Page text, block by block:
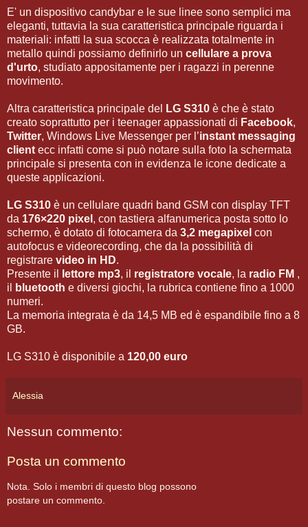
E' un dispositivo candybar e le sue linee sono semplici ma
eleganti, tuttavia la sua caratteristica principale riguarda i
materiali: infatti la sua scocca è realizzata totalmente in
metallo quindi possiamo definirlo un cellulare a prova
d'urto, studiato appositamente per i ragazzi in perenne
movimento.
Altra caratteristica principale del LG S310 è che è stato
creato soprattutto per i teenager appassionati di Facebook,
Twitter, Windows Live Messenger per l’instant messaging
client ecc infatti come si può notare sulla foto la schermata
principale si presenta con in evidenza le icone dedicate a
queste applicazioni.
LG S310 è un cellulare quadri band GSM con display TFT
da 176×220 pixel , con tastiera alfanumerica posta sotto lo
schermo, è dotato di fotocamera da 3,2 megapixel con
autofocus e videorecording, che da la possibilità di
registrare video in HD.
Presente il
lettore mp3, il registratore vocale, la radio FM ,
il
bluetooth e diversi giochi, la rubrica contiene fino a 1000
numeri.
La memoria integrata è da 14,5 MB ed è espandibile fino a 8
GB.
LG S310 è disponibile a 120,00 euro
Alessia
Nessun commento:
Posta un commento
Nota. Solo i membri di questo blog possono
postare un commento.